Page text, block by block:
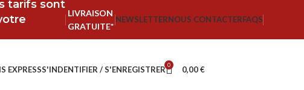
tarifs sont
LIVRAISON
GRATUITE*
NEWSLETTERNOUS CONTACTERFAQS
EXPRESSS'INDENTIFIER / S'ENREGISTRER 0 0,00€